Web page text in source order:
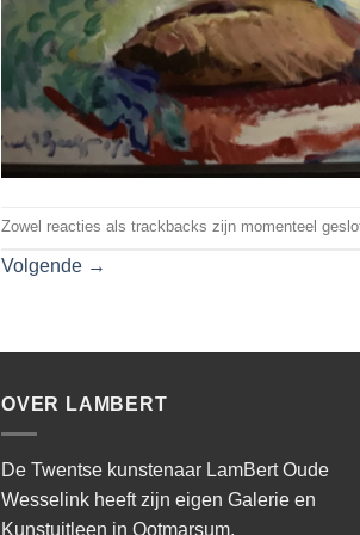
Zowel reacties als trackbacks zijn momenteel
Volgende →
OVER LAMBERT
De Twentse kunstenaar LamBert Oude
Wesselink heeft zijn eigen Galerie en
Kunstuitleen in Ootmarsum.